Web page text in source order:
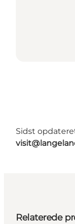
Sidst
Relaterede